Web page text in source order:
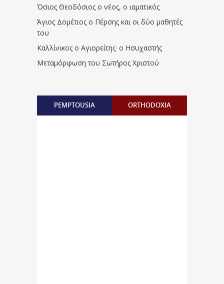
Όσιος Θεοδόσιος ο νέος, ο ιαματικός
Άγιος Δομέτιος ο Πέρσης και οι δύο μαθητές
του
Καλλίνικος ο Αγιορείτης · ο Ησυχαστής
Μεταμόρφωση του Σωτήρος Χριστού
PEMPTOUSIA ORTHODOXIA